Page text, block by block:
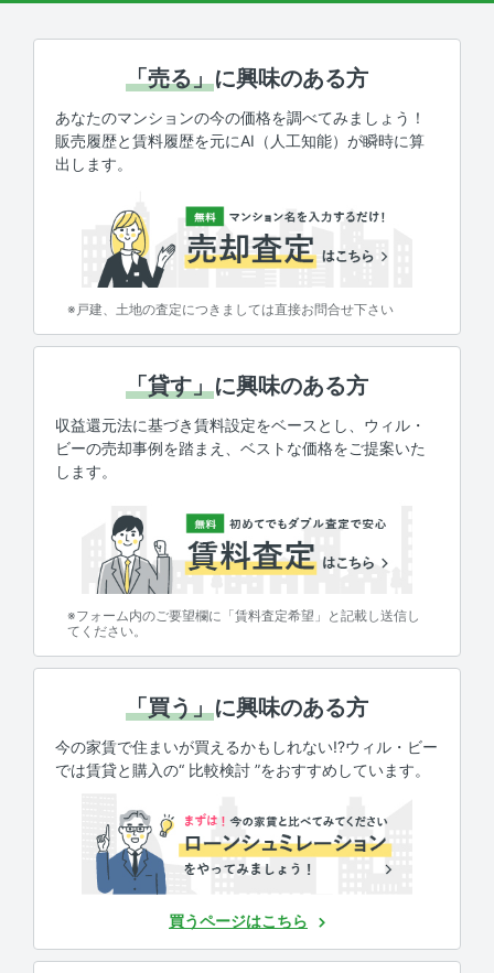
「売る」に興味のある方
あなたのマンションの今の価格を調べてみましょう！
販売履歴と賃料履歴を元にAI（人工知能）が瞬時に算
出します。
※戸建、土地の査定につきましては直接お問合せ下さい
「貸す」に興味のある方
収益還元法に基づき賃料設定をベースとし、ウィル・
ビーの売却事例を踏まえ、ベストな価格をご提案いた
します。
※フォーム内のご要望欄に「賃料査定希望」と記載し送信し
てください。
「買う」に興味のある方
今の家賃で住まいが買えるかもしれない!?ウィル・ビー
では賃貸と購入の“ 比較検討 ”をおすすめしています。
買うページはこちら